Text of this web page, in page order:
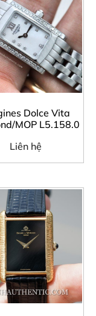
Dolce Vita
MOP L5.158.0
Liên hệ